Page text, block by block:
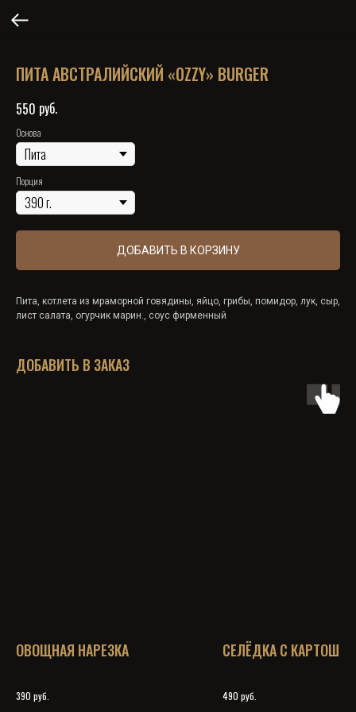
ПИТА АВСТРАЛИЙСКИЙ «OZZY» BURGER
550 руб.
Основа
Порция
ДОБАВИТЬ В КОРЗИНУ
Пита, котлета из мраморной говядины, яйцо, грибы, помидор, лук, сыр,
лист салата, огурчик марин., соус фирменный
ДОБАВИТЬ В ЗАКАЗ
ОВОЩНАЯ НАРЕЗКА
390 руб.
СЕЛЁДКА С
490 руб.